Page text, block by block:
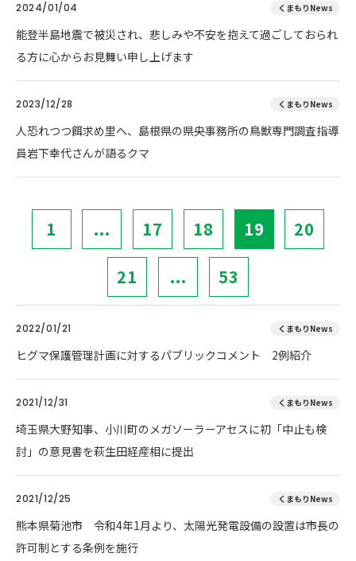
2024/01/04 くまもりNews
能登半島地震で被災され、悲しみや不安を抱えて過ごしておられ
る方に心からお見舞い申し上げます
2023/12/28 くまもりNews
人恐れつつ餌求め里へ、島根県の県央事務所の鳥獣専門調査指導
員岩下幸代さんが語るクマ
1 ... 17 18 19 20
21 ... 53
2022/01/21 くまもりNews
ヒグマ保護管理計画に対するパブリックコメント 2例紹介
2021/12/31 くまもりNews
埼玉県大野知事、小川町のメガソーラーアセスに初「中止も検
討」の意見書を萩生田経産相に提出
2021/12/25 くまもりNews
熊本県菊池市 令和4年1月より、太陽光発電設備の設置は市長の
許可制とする条例を施行